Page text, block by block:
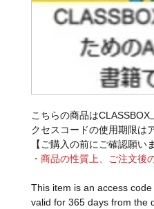
こちらの商品は
クセスコードの使用期限は
【ご購入の前にご確認願い
・商品の性質上、ご注文後
This item is an access
valid for 365 days from the